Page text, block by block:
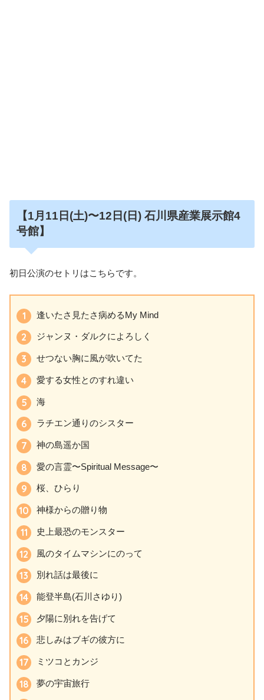
【1月11日 (土)〜12日(日) 石川県産業展示館4
号館】
初日公演のセトリはこちらです。
逢いたさ見たさ病めるMy Mind
ジャンヌ・ダルクによろしく
せつない胸に風が吹いてた
愛する女性とのすれ違い
海
ラチエン通りのシスター
神の島遥か国
愛の言霊〜Spiritual Message〜
桜、ひらり
神様からの贈り物
史上最恐のモンスター
風のタイムマシンにのって
別れ話は最後に
能登半島(石川さゆり)
夕陽に別れを告げて
悲しみはブギの彼方に
ミツコとカンジ
夢の宇宙旅行